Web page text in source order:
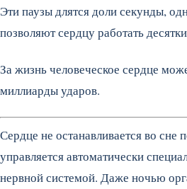
Эти паузы длятся доли секунды,
позволяют сердцу работать
За жизнь человеческое сердце
миллиарды ударов.
Сердце не останавливается во сне
управляется автоматически
нервной системой. Даже ночью